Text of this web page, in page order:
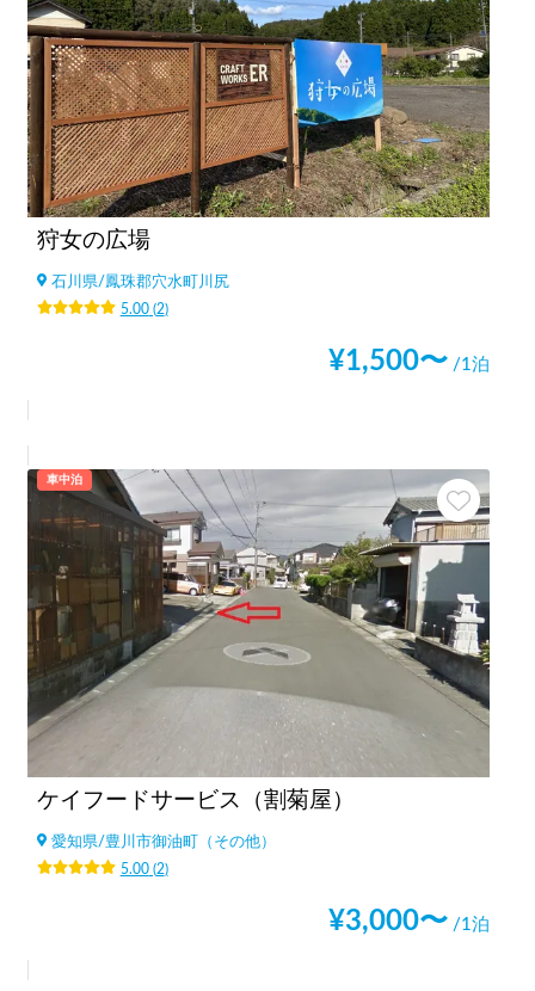
狩女の広場
石川県/鳳珠郡穴水町川尻
5.00(2)
¥1,500〜 /1泊
車中泊
ケイフードサービス（割菊屋）
愛知県/豊川市御油町（その他）
5.00(2)
¥3,000〜 /1泊